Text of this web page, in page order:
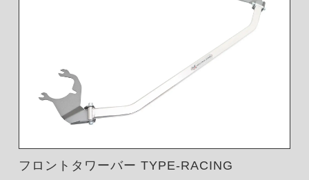
フロントタワーバー TYPE-RACING